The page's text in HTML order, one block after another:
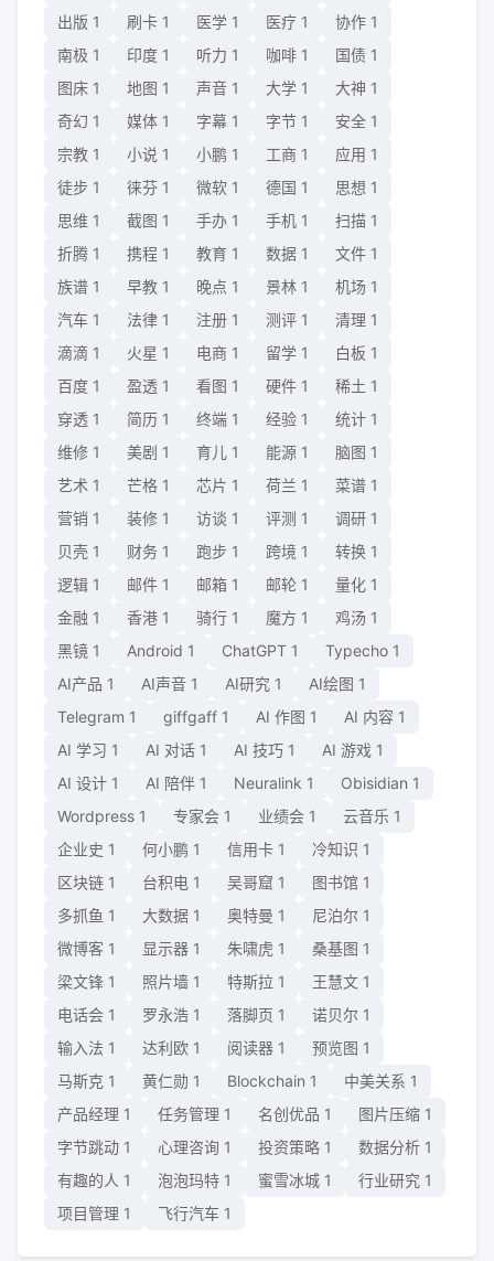
出版 1 刷卡 1 医学 1 医疗 1 协作 1
南极 1 印度 1 听力 1 咖啡 1 国债 1
图床 1 地图 1 声音 1 大学 1 大神 1
奇幻 1 媒体 1 字幕 1 字节 1 安全 1
宗教 1 小说 1 小鹏 1 工商 1 应用 1
徒步 1 徕芬 1 微软 1 德国 1 思想 1
思维 1 截图 1 手办 1 手机 1 扫描 1
折腾 1 携程 1 教育 1 数据 1 文件 1
族谱 1 早教 1 晚点 1 景林 1 机场 1
汽车 1 法律 1 注册 1 测评 1 清理 1
滴滴 1 火星 1 电商 1 留学 1 白板 1
百度 1 盈透 1 看图 1 硬件 1 稀土 1
穿透 1 简历 1 终端 1 经验 1 统计 1
维修 1 美剧 1 育儿 1 能源 1 脑图 1
艺术 1 芒格 1 芯片 1 荷兰 1 菜谱 1
营销 1 装修 1 访谈 1 评测 1 调研 1
贝壳 1 财务 1 跑步 1 跨境 1 转换 1
逻辑 1 邮件 1 邮箱 1 邮轮 1 量化 1
金融 1 香港 1 骑行 1 魔方 1 鸡汤 1
黑镜 1 Android 1 ChatGPT 1 Typecho 1
AI产品 1 AI声音 1 AI研究 1 AI绘图 1
Telegram 1 giffgaff 1 AI 作图 1 AI 内容 1
AI 学习 1 AI 对话 1 AI 技巧 1 AI 游戏 1
AI 设计 1 AI 陪伴 1 Neuralink 1 Obisidian 1
Wordpress 1 专家会 1 业绩会 1 云音乐 1
企业史 1 何小鹏 1 信用卡 1 冷知识 1
区块链 1 台积电 1 吴哥窟 1 图书馆 1
多抓鱼 1 大数据 1 奥特曼 1 尼泊尔 1
微博客 1 显示器 1 朱啸虎 1 桑基图 1
梁文锋 1 照片墙 1 特斯拉 1 王慧文 1
电话会 1 罗永浩 1 落脚页 1 诺贝尔 1
输入法 1 达利欧 1 阅读器 1 预览图 1
马斯克 1 黄仁勋 1 Blockchain 1 中美关系 1
产品经理 1 任务管理 1 名创优品 1 图片压缩 1
字节跳动 1 心理咨询 1 投资策略 1 数据分析 1
有趣的人 1 泡泡玛特 1 蜜雪冰城 1 行业研究 1
项目管理 1 飞行汽车 1